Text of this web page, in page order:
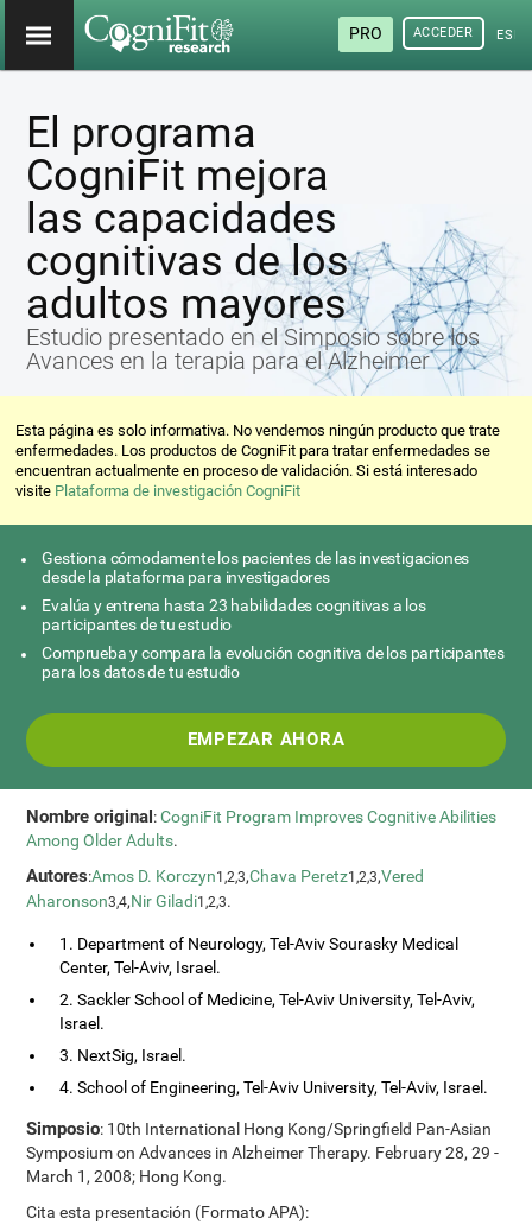
PRO ACCEDER
El programa
CogniFit mejora
las capacidades
cognitivas de los
adultos mayores
Estudio presentado en el Simposio sobre los
Avances en la terapia para el Alzheimer
Esta página es solo informativa. No vendemos ningún producto que trate
enfermedades. Los productos de CogniFit para tratar enfermedades se
encuentran actualmente en proceso de validación. Si está interesado
visite Plataforma de investigación CogniFit
Gestiona cómodamente los pacientes de las investigaciones
desde la plataforma para investigadores
Evalúa y entrena hasta 23 habilidades cognitivas a los
participantes de tu estudio
Comprueba y compara la evolución cognitiva de los participantes
para los datos de tu estudio
EMPEZAR AHORA
Nombre original:CogniFit Program Improves Cognitive Abilities
Among Older Adults.
Autores:Amos D. Korczyn1,2,3,Chava Peretz1,2,3,Vered
Aharonson3,4,Nir Giladi1,2,3.
1. Department of Neurology, Tel-Aviv Sourasky Medical
Center, Tel-Aviv, Israel.
2. Sackler School of Medicine, Tel-Aviv University, Tel-Aviv,
Israel.
3. NextSig, Israel.
4. School of Engineering, Tel-Aviv University, Tel-Aviv, Israel.
Simposio: 10th International Hong Kong/Springfield Pan-Asian
Symposium on Advances in Alzheimer Therapy. February 28, 29 -
March 1, 2008; Hong Kong.
Cita esta presentación (Formato APA):